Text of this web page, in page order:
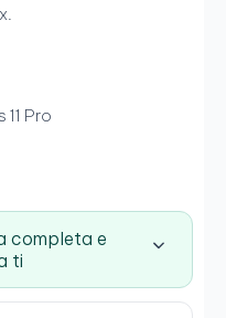
Pro
completa e
ti